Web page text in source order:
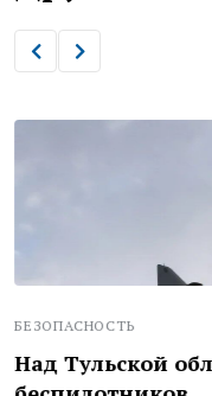
БЕЗОПАСНОСТЬ
Над Тульской